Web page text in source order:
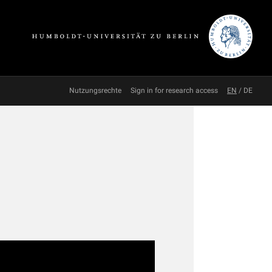
Nutzungsrechte Sign in for research access EN / DE